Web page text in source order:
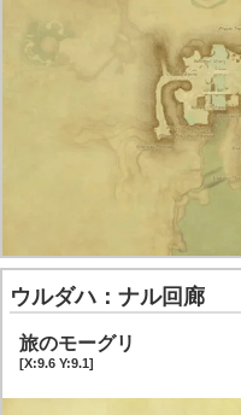
ウルダハ：ナル回廊
旅のモーグリ
[X:9.6 Y:9.1]